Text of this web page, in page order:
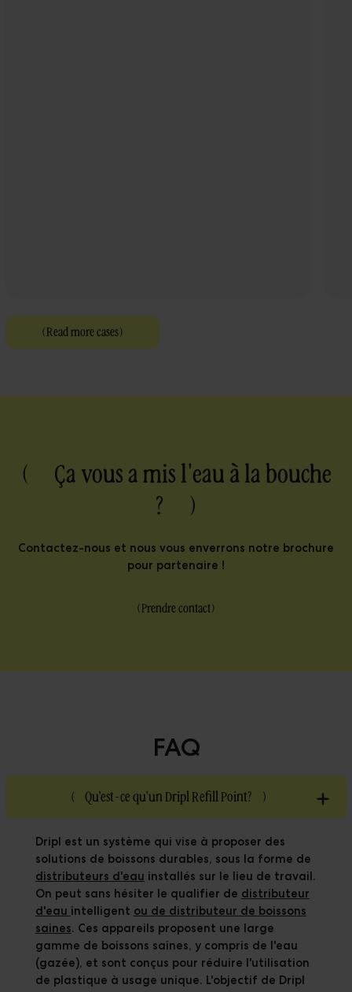
(Read more cases)
( Ça vous a mis l'eau à la bouche
? )
Contactez-nous et nous vous enverrons notre brochure
pour partenaire !
(Prendre contact)
FAQ
(Qu'est-ce qu'un Dripl Refill Point? )
Dripl est un système qui vise à proposer des
solutions de boissons durables, sous la forme de
distributeurs d'eau installés sur le lieu de travail.
On peut sans hésiter le qualifier de distributeur
d'eau intelligent ou de distributeur de boissons
saines. Ces appareils proposent une large
gamme de boissons saines, y compris de l'eau
(gazée), et sont conçus pour réduire l'utilisation
de plastique à usage unique. L'objectif de Dripl